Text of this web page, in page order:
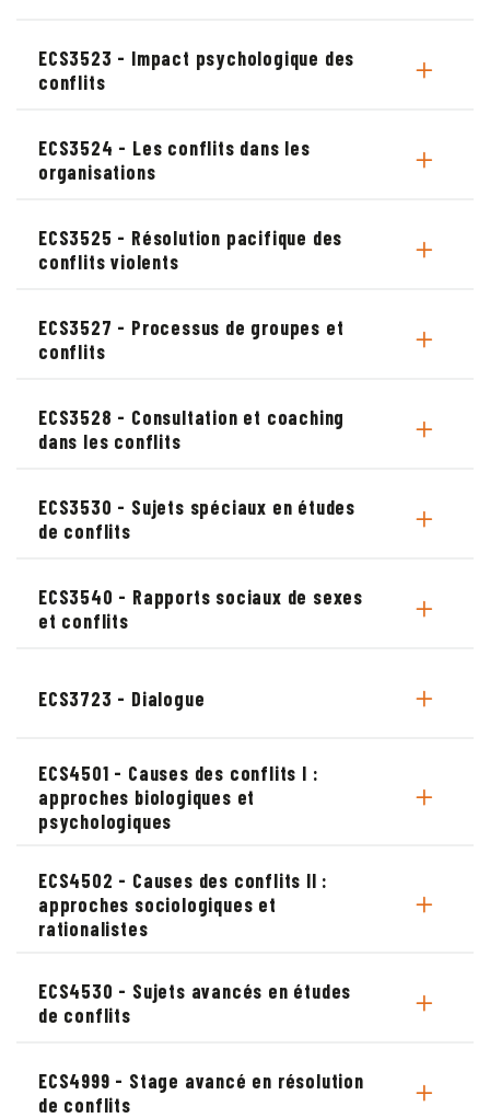
ECS3523 - Impact psychologique des
conflits
ECS3524 - Les conflits dans les
organisations
ECS3525 - Résolution pacifique des
conflits violents
ECS3527 - Processus de groupes et
conflits
ECS3528 - Consultation et coaching
dans les conflits
ECS3530 - Sujets spéciaux en études
de conflits
ECS3540 - Rapports sociaux de sexes
et conflits
ECS3723 - Dialogue
ECS4501 - Causes des conflits I :
approches biologiques et
psychologiques
ECS4502 - Causes des conflits II :
approches sociologiques et
rationalistes
ECS4530 - Sujets avancés en études
de conflits
ECS4999 - Stage avancé en résolution
de conflits